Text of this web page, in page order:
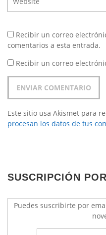
Recibir un correo
comentarios a esta entrada.
Recibir un correo
Este sitio usa Akismet para
procesan los datos de tus
SUSCRIPCIÓN
Puedes suscribirte por